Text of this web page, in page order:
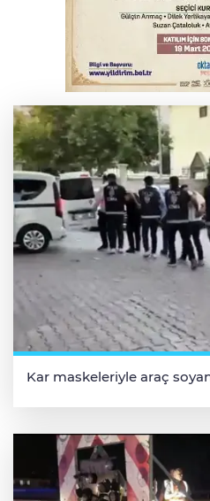
Serbest
Otomobil
Kar maskeleriyle araç